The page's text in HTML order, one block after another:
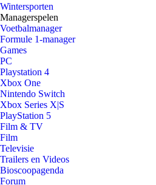
Wintersporten
Managerspelen
Voetbalmanager
Formule 1-manager
Games
PC
Playstation 4
Xbox One
Nintendo Switch
Xbox Series X|S
PlayStation 5
Film & TV
Film
Televisie
Trailers en Videos
Bioscoopagenda
Forum